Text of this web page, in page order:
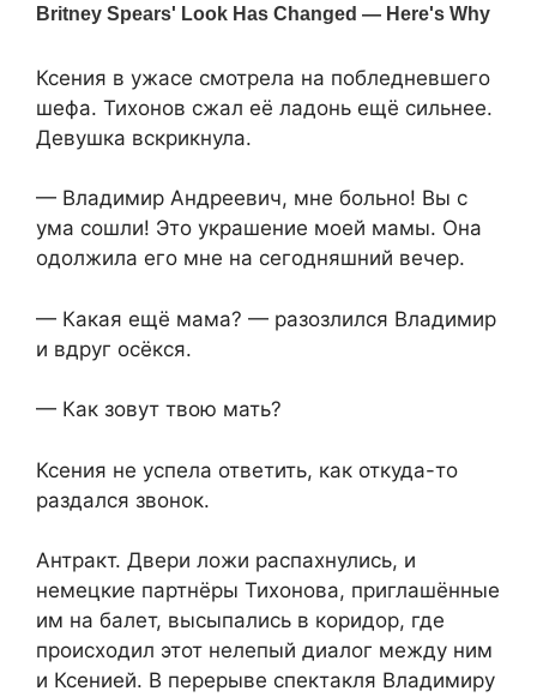
Ксения в ужасе смотрела на побледневшего
шефа. Тихонов сжал её ладонь ещё сильнее.
Девушка вскрикнула.
— Владимир Андреевич, мне больно! Вы с
ума сошли! Это украшение моей мамы. Она
одолжила его мне на сегодняшний вечер.
— Какая ещё мама? — разозлился Владимир
и вдруг осёкся.
— Как зовут твою мать?
Ксения не успела ответить, как откуда-то
раздался звонок.
Антракт. Двери ложи распахнулись, и
немецкие партнёры Тихонова, приглашённые
им на балет, высыпались в коридор, где
происходил этот нелепый диалог между ним
и Ксенией. В перерыве спектакля Владимиру